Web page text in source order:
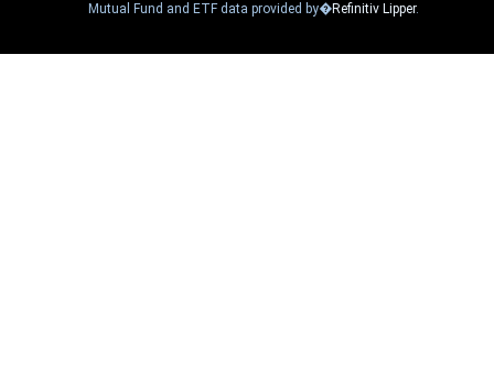
Mutual Fund and ETF data provided by�Refinitiv Lipper.